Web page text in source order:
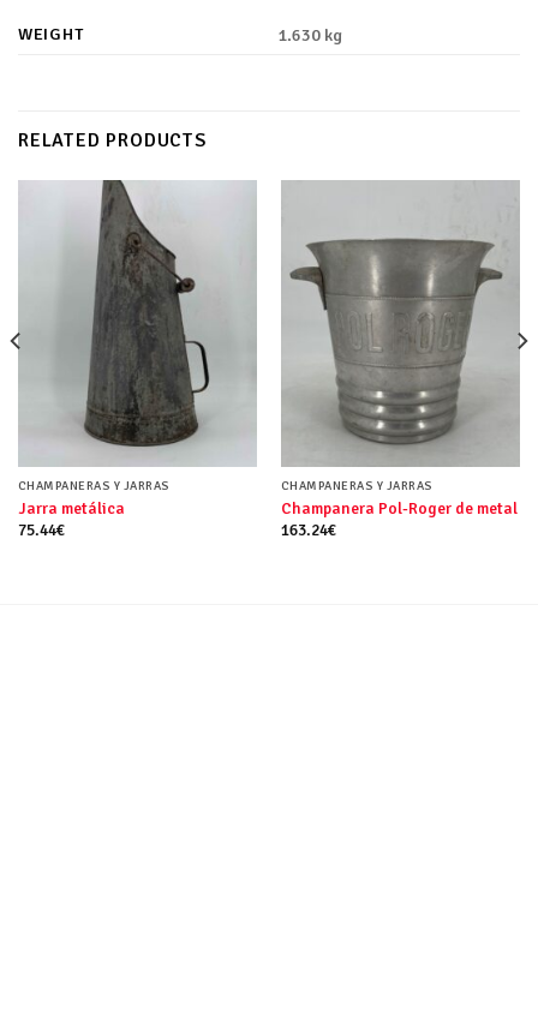
WEIGHT 1.630 kg
RELATED PRODUCTS
CHAMPANERAS Y JARRAS
Jarra metálica
75.44€
CHAMPANERAS Y JARRAS
Champanera Pol-Roger de metal
163.24€